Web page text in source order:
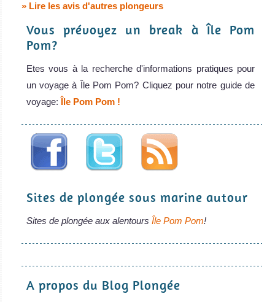
» Lire les avis d'autres plongeurs
Vous prévoyez un break à Île Pom
Pom?
Etes vous à la recherche d'informations pratiques pour
un voyage à Île Pom Pom? Cliquez pour notre guide de
voyage: Île Pom Pom !
Sites de plongée sous marine autour
Sites de plongée aux alentours Île Pom Pom!
A propos du Blog Plongée